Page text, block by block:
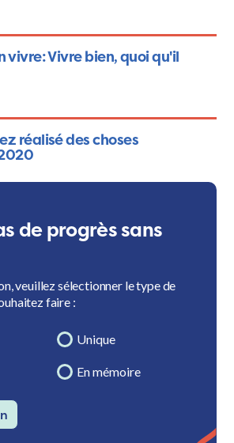
vivre: Vivre bien, quoi qu'il
réalisé des choses
de progrès sans
veuillez sélectionner le type de
faire :
Unique
En mémoire